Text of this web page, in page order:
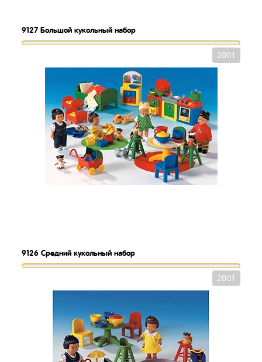
9127 Большой кукольный набор
2001
9126 Средний кукольный набор
2001